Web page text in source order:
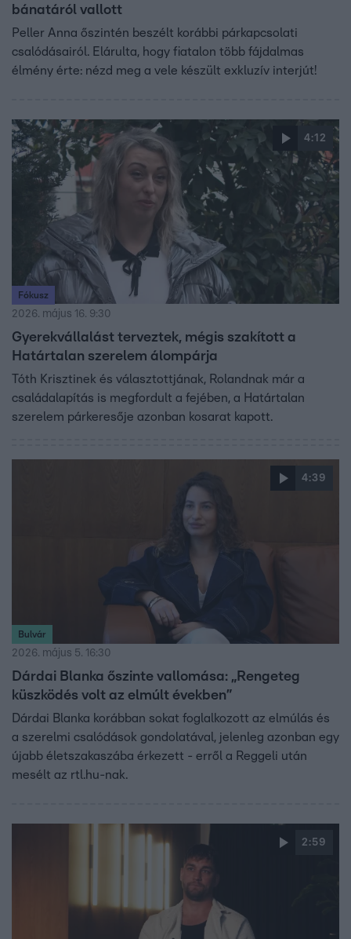
bánatáról vallott
Peller Anna őszintén beszélt korábbi párkapcsolati
csalódásairól. Elárulta, hogy fiatalon több fájdalmas
élmény érte: nézd meg a vele készült exkluzív interjút!
4:12
Fókusz
2026. május 16. 9:30
Gyerekvállalást terveztek, mégis szakított a
Határtalan szerelem álompárja
Tóth Krisztinek és választottjának, Rolandnak már a
családalapítás is megfordult a fejében, a Határtalan
szerelem párkeresője azonban kosarat kapott.
4:39
Bulvár
2026. május 5. 16:30
Dárdai Blanka őszinte vallomása: „Rengeteg
küszködés volt az elmúlt években”
Dárdai Blanka korábban sokat foglalkozott az elmúlás és
a szerelmi csalódások gondolatával, jelenleg azonban egy
újabb életszakaszába érkezett - erről a Reggeli után
mesélt az rtl.hu-nak.
2:59